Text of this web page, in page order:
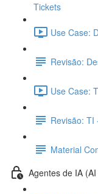
Tickets
Use Case:
Revisão:
Use Case:
Revisão: TI
Material
Agentes de IA